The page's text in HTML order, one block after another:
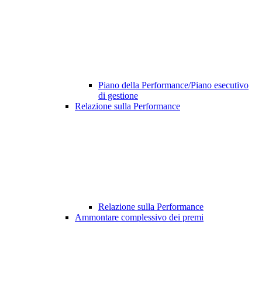
Piano della Performance/Piano esecutivo
di gestione
Relazione sulla Performance
Relazione sulla Performance
Ammontare complessivo dei premi